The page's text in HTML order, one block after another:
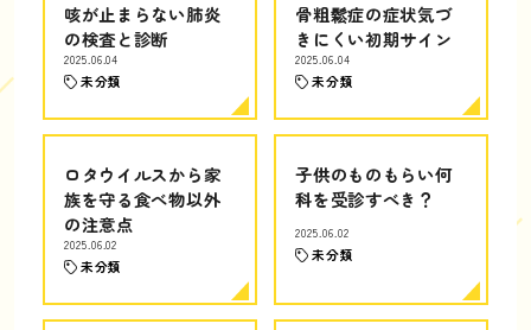
咳が止まらない肺炎
の検査と診断
2025.06.04
未分類
骨粗鬆症の症状気づ
きにくい初期サイン
2025.06.04
未分類
ロタウイルスから家
族を守る食べ物以外
の注意点
2025.06.02
未分類
子供のものもらい何
科を受診すべき？
2025.06.02
未分類